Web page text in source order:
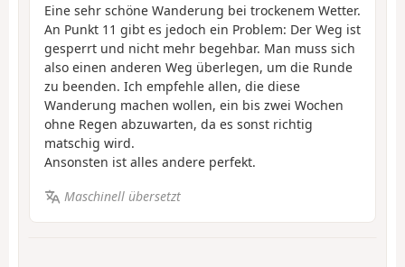
Eine sehr schöne Wanderung bei trockenem Wetter.
An Punkt 11 gibt es jedoch ein Problem: Der Weg ist
gesperrt und nicht mehr begehbar. Man muss sich
also einen anderen Weg überlegen, um die Runde
zu beenden. Ich empfehle allen, die diese
Wanderung machen wollen, ein bis zwei Wochen
ohne Regen abzuwarten, da es sonst richtig
matschig wird.
Ansonsten ist alles andere perfekt.
Maschinell übersetzt